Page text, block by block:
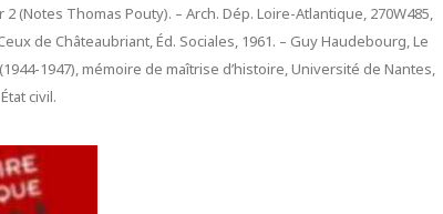
2 (Notes Thomas Pouty). – Arch. Dép. Loire-Atlantique, 270W485,
de Châteaubriant, Éd. Sociales, 1961. – Guy Haudebourg, Le
1947), mémoire de maîtrise d’histoire, Université de Nantes,
civil.